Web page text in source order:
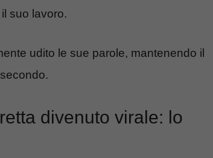
suo lavoro.
udito le sue parole, mantenendo il
divenuto virale: lo